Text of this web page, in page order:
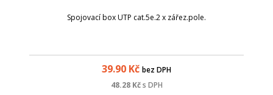
Spojovací box UTP cat.5e.2 x zářez.pole.
39.90 Kč bez DPH
48.28Kč s DPH